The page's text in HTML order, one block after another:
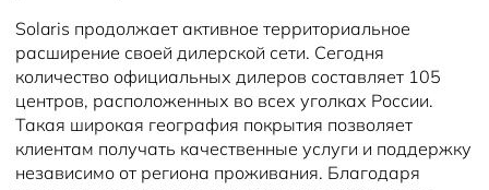
Solaris продолжает активное территориальное
расширение своей дилерской сети. Сегодня
количество официальных дилеров составляет 105
центров, расположенных во всех уголках России.
Такая широкая география покрытия позволяет
клиентам получать качественные услуги и поддержку
независимо от региона проживания. Благодаря